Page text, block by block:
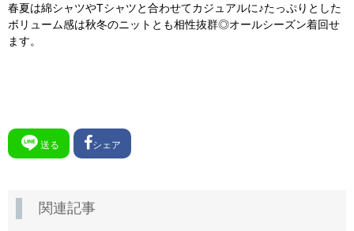
春夏は綿シャツやTシャツと合わせてカジュアルに♪たっぷりとした
ボリューム感は秋冬のニットとも相性抜群◎オールシーズン着回せ
ます。
送る シェア
関連記事